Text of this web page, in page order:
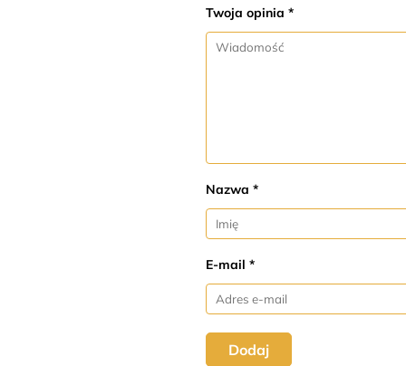
Twoja opinia *
Nazwa *
E-mail *
Dodaj